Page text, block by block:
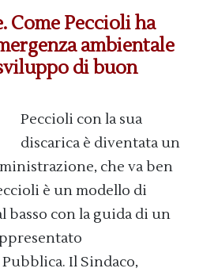
Come Peccioli ha
ambientale
di buon
Peccioli con la sua
discarica è diventata un
che va ben
è un modello di
basso con la guida di un
Il Sindaco,